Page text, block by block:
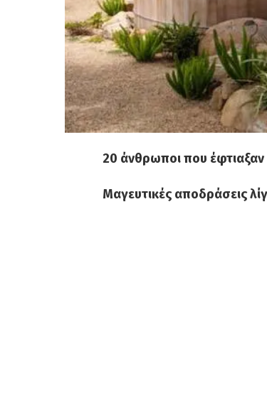
20 άνθρωποι που
Μαγευτικές αποδράσεις